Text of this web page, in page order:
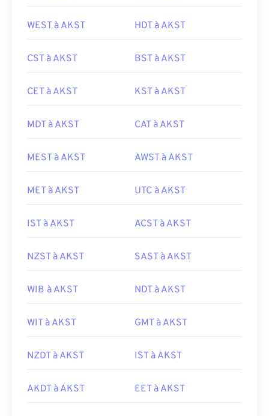
WEST à AKST HDT à AKST
CST à AKST BST à AKST
CET à AKST KST à AKST
MDT à AKST CAT à AKST
MEST à AKST AWST à AKST
MET à AKST UTC à AKST
IST à AKST ACST à AKST
NZST à AKST SAST à AKST
WIB à AKST NDT à AKST
WIT à AKST GMT à AKST
NZDT à AKST IST à AKST
AKDT à AKST EET à AKST